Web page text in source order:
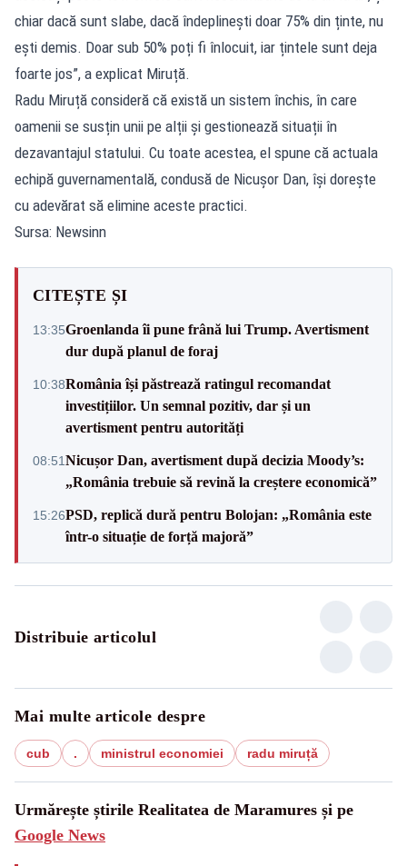
chiar dacă sunt slabe, dacă îndeplinești doar 75% din ținte, nu
ești demis. Doar sub 50% poți fi înlocuit, iar țintele sunt deja
foarte jos”, a explicat Miruță.
Radu Miruță consideră că există un sistem închis, în care
oamenii se susțin unii pe alții și gestionează situații în
dezavantajul statului. Cu toate acestea, el spune că actuala
echipă guvernamentală, condusă de Nicușor Dan, își dorește
cu adevărat să elimine aceste practici.
Sursa: Newsinn
CITEȘTE ȘI
13:35Groenlanda îi pune frână lui Trump. Avertisment
dur după planul de foraj
10:38România își păstrează ratingul recomandat
investițiilor. Un semnal pozitiv, dar și un
avertisment pentru autorități
08:51Nicușor Dan, avertisment după decizia Moody’s:
„România trebuie să revină la creștere economică”
15:26PSD, replică dură pentru Bolojan: „România este
într-o situație de forță majoră”
Distribuie articolul
Mai multe articole despre
cub . ministrul economiei radu miruță
Urmărește știrile Realitatea de Maramures și pe
Google News